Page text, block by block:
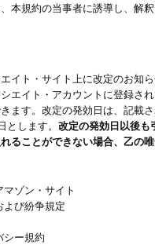
本規約の当事者に誘導し、解
イト・サイト上に改定のお知
エイト・アカウントに登録さ
ます。改定の発効日は、記載
します。 改定の発効日以後も
ることができない場合、乙の
ゾン・サイト
よび紛争規定
シー規約